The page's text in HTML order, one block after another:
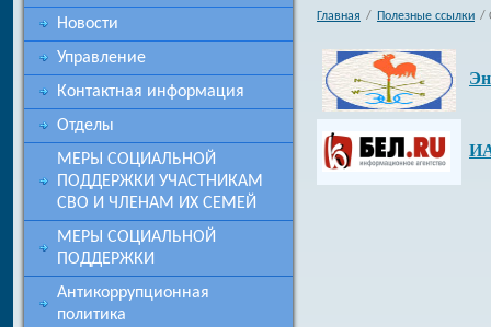
Новости
Управление
Контактная информация
Отделы
МЕРЫ СОЦИАЛЬНОЙ
ПОДДЕРЖКИ УЧАСТНИКАМ
СВО И ЧЛЕНАМ ИХ СЕМЕЙ
МЕРЫ СОЦИАЛЬНОЙ
ПОДДЕРЖКИ
Антикоррупционная
политика
Главная / Полезные ссылки /